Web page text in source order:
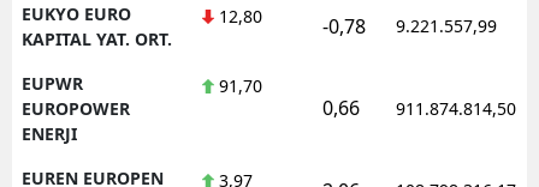
EUKYO EURO
KAPITAL YAT. ORT.
12,80 -0,78 9.221.557,99
EUPWR
EUROPOWER
ENERJI
91,70
0,66 911.874.814,50
EUREN EUROPEN
3,97